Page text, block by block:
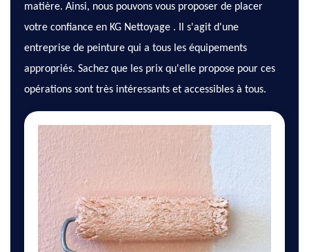
matière. Ainsi, nous pouvons vous proposer de placer
votre confiance en KG Nettoyage . Il s'agit d'une
entreprise de peinture qui a tous les équipements
appropriés. Sachez que les prix qu'elle propose pour ces
opérations sont très intéressants et accessibles à tous.